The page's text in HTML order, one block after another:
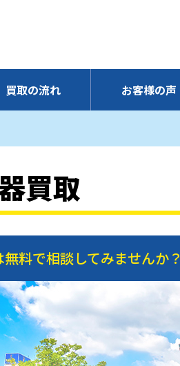
買取の流れ お客様の声
買取
無料で相談してみませんか？